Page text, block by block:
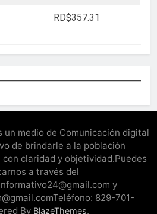
RD$357.31
un medio de Comunicación digital
de brindarle a la población
claridad y objetividad.Puedes
a través del
y
829-701-
By BlazeThemes.